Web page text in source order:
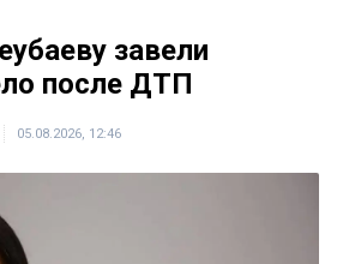
завели
после ДТП
05.08.2026, 12:46